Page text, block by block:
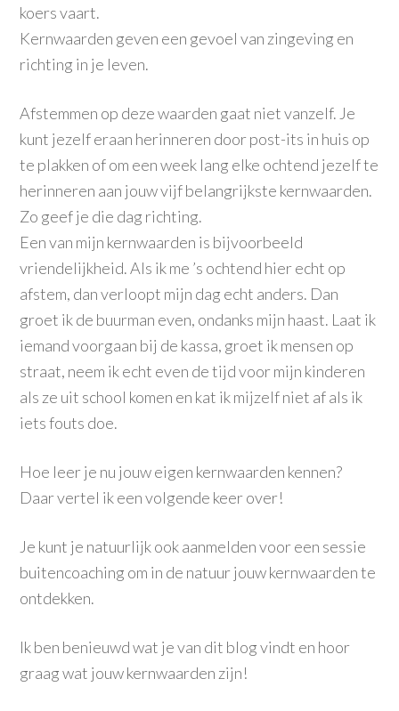
koers vaart.
Kernwaarden geven een gevoel van zingeving en
richting in je leven.
Afstemmen op dezewaarden gaat niet vanzelf. Je
kunt jezelf eraan herinneren door post-its in huis op
te plakken of om een week lang elke ochtend jezelf te
herinneren aan jouw vijf belangrijkste kernwaarden.
Zo geef je die dag richting.
Een van mijn kernwaarden is bijvoorbeeld
vriendelijkheid. Als ik me ’s ochtend hier echt op
afstem, dan verloopt mijn dag echt anders. Dan
groet ik de buurman even, ondanks mijn haast. Laat ik
iemand voorgaan bij de kassa, groet ik mensen op
straat, neem ik echt even de tijd voor mijn kinderen
als ze uit school komen en kat ik mijzelf niet af als ik
iets fouts doe.
Hoe leer je nu jouw eigen kernwaarden kennen?
Daar vertel ik een volgende keer over!
Je kunt je natuurlijk ook aanmelden voor een sessie
buitencoaching om in de natuur jouw kernwaarden te
ontdekken.
Ik ben benieuwd wat je van dit blog vindt en hoor
graag wat jouw kernwaarden zijn!